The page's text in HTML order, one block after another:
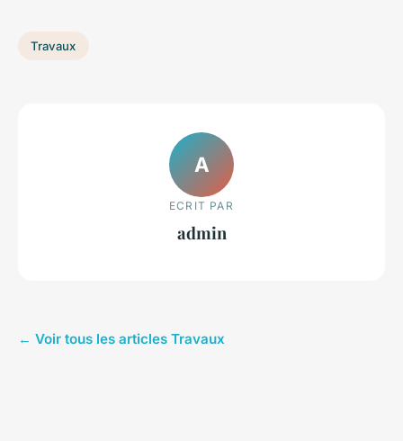
Travaux
A
ECRIT PAR
admin
← Voir tous les articles Travaux